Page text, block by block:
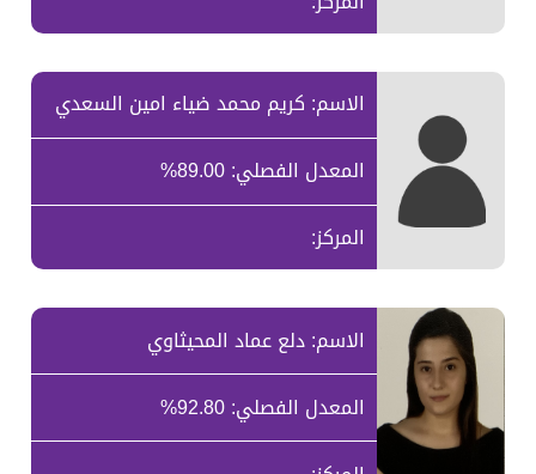
الاسم: كريم محمد ضياء امين السعدي
المعدل الفصلي: 89.00%
المركز:
الاسم: دلع عماد المحيثاوي
المعدل الفصلي: 92.80%